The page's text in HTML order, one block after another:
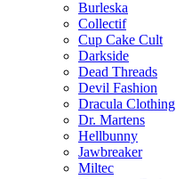
Burleska
Collectif
Cup Cake Cult
Darkside
Dead Threads
Devil Fashion
Dracula Clothing
Dr. Martens
Hellbunny
Jawbreaker
Miltec